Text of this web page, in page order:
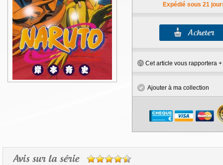
Expédié sous 21
Cet article vous rapportera +
Ajouter à ma collection
Avis sur la série